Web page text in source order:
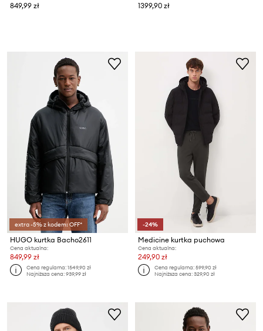
849,99 zł
1399,90 zł
extra -5% z kodem: OFF*
HUGO kurtka Bacho2611
Cena aktualna:
849,99 zł
Cena regularna:1549,90 zł
Najniższa cena:939,99 zł
-24%
Medicine kurtka puchowa
Cena aktualna:
249,90 zł
Cena regularna:599,90 zł
Najniższa cena:329,90 zł